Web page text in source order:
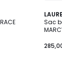
Sac